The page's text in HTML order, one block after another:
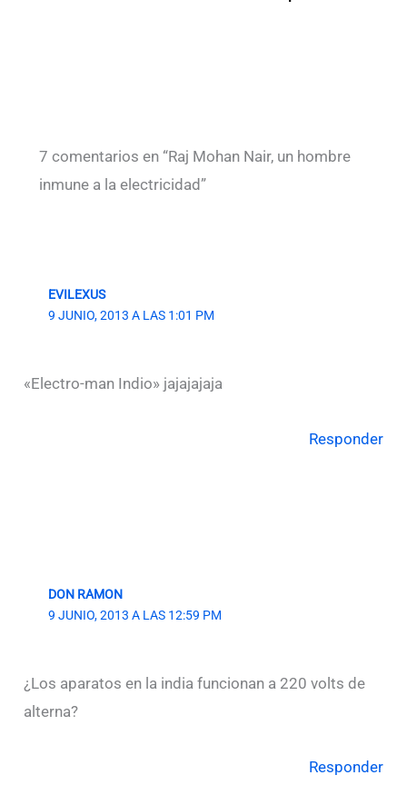
7 comentarios en “Raj Mohan Nair, un hombre
inmune a la electricidad”
EVILEXUS
9 JUNIO, 2013 A LAS 1:01 PM
«Electro-man Indio» jajajajaja
Responder
DON RAMON
9 JUNIO, 2013 A LAS 12:59 PM
¿Los aparatos en la india funcionan a 220 volts de
alterna?
Responder